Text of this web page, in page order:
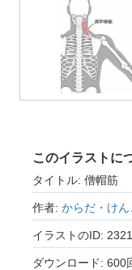
このイラストに
タイトル: 僧帽筋
作者: からだ・け
イラストのID:
ダウンロード: 600